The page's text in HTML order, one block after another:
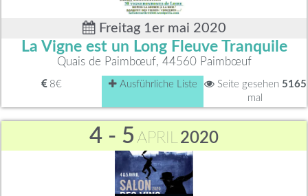
Freitag 1er mai 2020
La Vigne est un Long Fleuve Tranquile
Quais de Paimbœuf, 44560 Paimbœuf
8€ Ausführliche Liste Seite gesehen 5165
mal
4 - 5 APRIL 2020